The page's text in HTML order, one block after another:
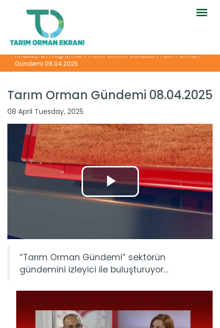
Anasayfa|Programlar|TARIM ORMAN GÜNDEMİ|Tarım Orman
Gündemi 08.04.2025
Tarım Orman Gündemi 08.04.2025
08 April Tuesday, 2025
“Tarım Orman Gündemi” sektörün
gündemini izleyici ile buluşturuyor…